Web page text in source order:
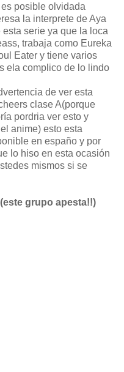
posible olvidada
la interprete de Aya
serie ya que la loca
trabaja como Eureka
Eater y tiene varios
ela complico de lo lindo
de ver esta
clase A(porque
pordria ver esto y
anime) esto esta
en españo y por
lo hiso en esta ocasión
mismos si se
grupo apesta!!)